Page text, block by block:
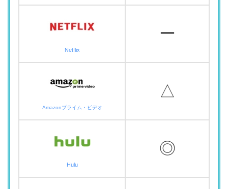
Netflix
ー
Amazonプライム・ビデオ
△
Hulu
◎